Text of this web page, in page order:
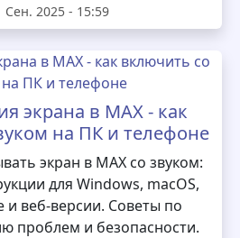
Сен. 2025 - 15:59
экрана в MAX - как
на ПК и телефоне
экран в MAX со звуком:
для Windows, macOS,
и веб-версии. Советы по
проблем и безопасности.